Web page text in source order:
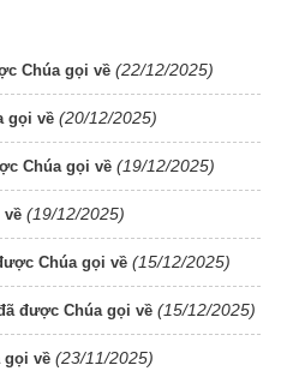
Chúa gọi về (22/12/2025)
gọi về (20/12/2025)
Chúa gọi về (19/12/2025)
về (19/12/2025)
Chúa gọi về (15/12/2025)
được Chúa gọi về (15/12/2025)
gọi về (23/11/2025)